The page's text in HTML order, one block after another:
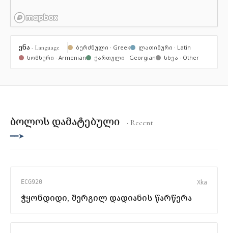
ენა · Language ბერძნული · Greek
ლათინური · Latin
სომხური · Armenian
ქართული · Georgian სხვა · Other
ბოლოს დამატებული · Recent
━━➤
ECG920 Xka
ჭყონდიდი, შერგილ დადიანის წარწერა